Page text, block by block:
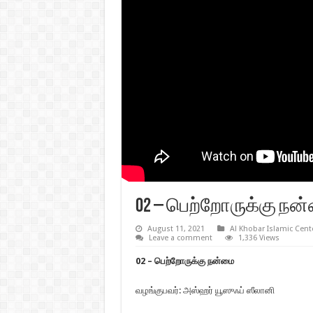
02 – பெற்றோருக்கு
August 11, 2021 Al Khobar Islamic
Leave a comment
1,336 Views
02 – பெற்றோருக்கு நன்மை
வழங்குபவர்: அஸ்ஹர் யூஸுஃப் ஸீலானி